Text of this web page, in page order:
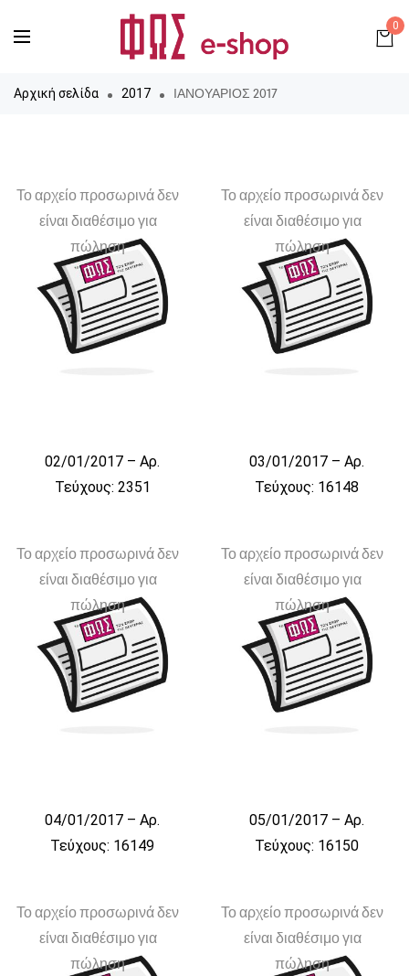
0
Αρχική σελίδα 2017 ΙΑΝΟΥΑΡΙΟΣ 2017
Το αρχείο προσωρινά δεν
είναι διαθέσιμο για
πώληση
02/01/2017 – Αρ.
Τεύχους: 2351
Το αρχείο προσωρινά δεν
είναι διαθέσιμο για
πώληση
03/01/2017 – Αρ.
Τεύχους: 16148
Το αρχείο προσωρινά δεν
είναι διαθέσιμο για
πώληση
04/01/2017 – Αρ.
Τεύχους: 16149
Το αρχείο προσωρινά δεν
είναι διαθέσιμο για
πώληση
05/01/2017 – Αρ.
Τεύχους: 16150
Το αρχείο προσωρινά δεν
είναι διαθέσιμο για
πώληση
Το αρχείο προσωρινά δεν
είναι διαθέσιμο για
πώληση